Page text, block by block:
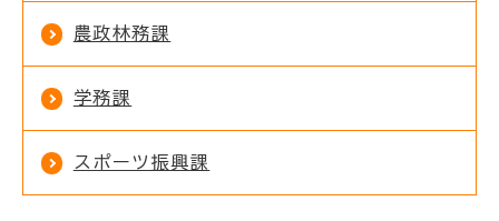
農政林務課
学務課
スポーツ振興課